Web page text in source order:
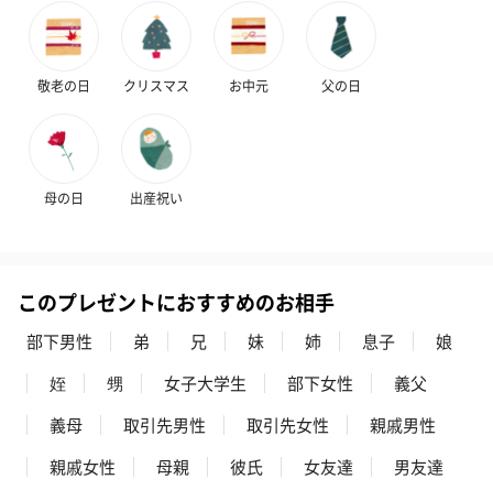
敬老の日 クリスマス お中元 父の日
母の日 出産祝い
このプレゼントにおすすめのお相手
部下男性 弟 兄 妹 姉 息子
娘
姪
甥 女子大学生 部下女性
義父
義母
取引先男性 取引先女性
親戚男性
親戚女性
母親 彼氏 女友達
男友達